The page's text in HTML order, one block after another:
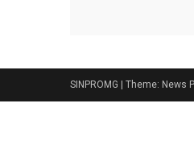
SINPROMG Theme: News